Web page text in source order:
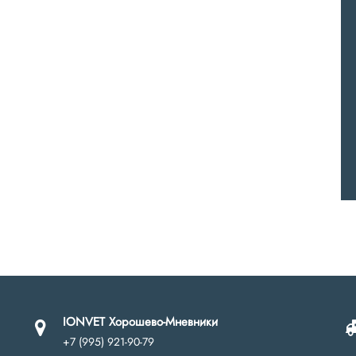
IONVET Хорошево-Мневники
+7 (995) 921-90-79